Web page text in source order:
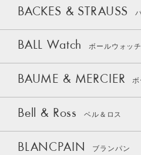
BACKES & STRAUSS
BALL Watch ボールウォッチ
BAUME & MERCIER
Bell & Ross ベル＆ロス
BLANCPAIN ブランパン